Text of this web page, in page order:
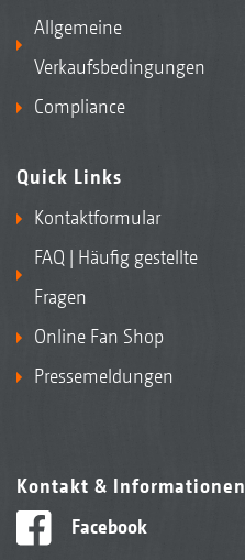
Allgemeine
Verkaufsbedingungen
Compliance
Quick Links
Kontaktformular
FAQ | Häufig gestellte
Fragen
Online Fan Shop
Pressemeldungen
Kontakt & Informationen
Facebook